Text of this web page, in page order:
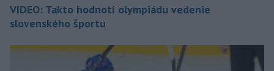
VIDEO: Takto hodnotí olympiádu vedenie
slovenského športu